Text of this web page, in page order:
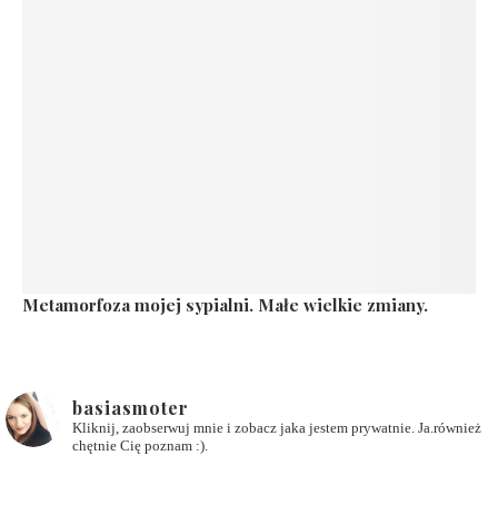
Metamorfoza mojej sypialni. Małe wielkie zmiany.
basiasmoter
Kliknij, zaobserwuj mnie i zobacz jaka jestem prywatnie. Ja.również
chętnie Cię poznam :).